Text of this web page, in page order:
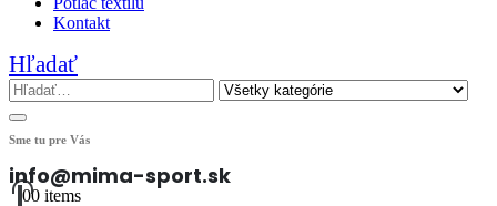
Kontakt
Hľadať
Sme tu pre Vás
info@mima-sport.sk
00 items